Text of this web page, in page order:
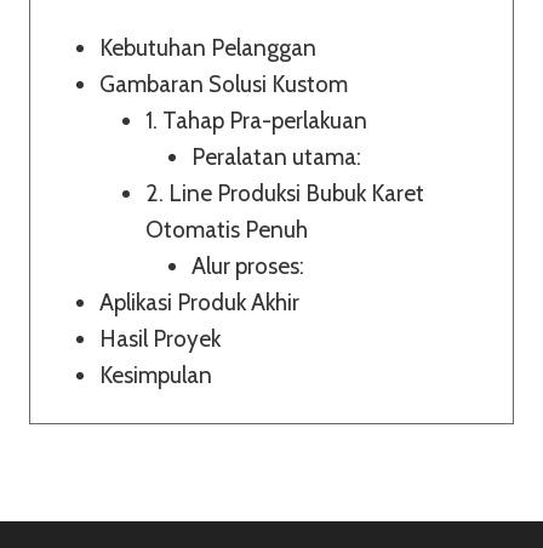
Kebutuhan Pelanggan
Gambaran Solusi Kustom
1. Tahap Pra-perlakuan
Peralatan utama:
2. Line Produksi Bubuk Karet
Otomatis Penuh
Alur proses:
Aplikasi Produk Akhir
Hasil Proyek
Kesimpulan